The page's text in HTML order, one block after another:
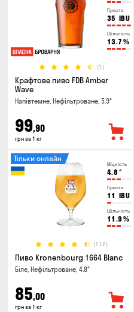
Гіркота
35 IBU
Щільність
13.7 %
(1)
Крафтове пиво FDB Amber
Wave
Напівтемне, Нефільтроване, 5.9°
99,90
грн за 1 кг
Міцність
4.8 °
Гіркота
11 IBU
Щільність
11.9 %
(112)
Тільки онлайн
Пиво Kronenbourg 1664 Blanc
Біле, Нефільтроване, 4.8°
85,00
грн за 1 кг